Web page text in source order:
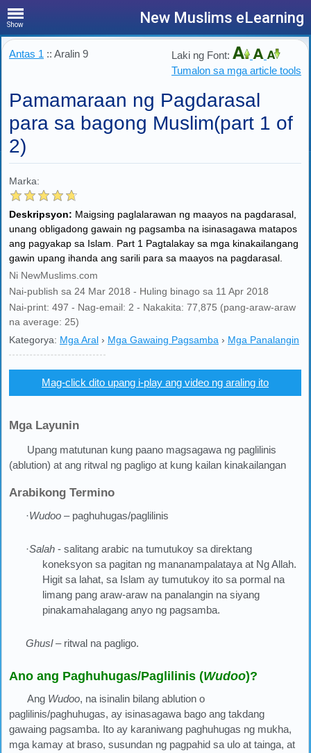
Show New Muslims eLearning
Antas 1 :: Aralin 9
Laki ng Font:
Tumalon sa mga article tools
Pamamaraan ng Pagdarasal
para sa bagong Muslim(part 1 of
2)
Marka:
Deskripsyon: Maigsing paglalarawan ng maayos na pagdarasal,
unang obligadong gawain ng pagsamba na isinasagawa matapos
ang pagyakap sa Islam. Part 1 Pagtalakay sa mga kinakailangang
gawin upang ihanda ang sarili para sa maayos na pagdarasal.
Ni NewMuslims.com
Nai-publish sa 24 Mar 2018 - Huling binago sa 11 Apr 2018
Nai-print: 497 - Nag-email: 2 - Nakakita: 77,875 (pang-araw-araw
na average: 25)
Kategorya: Mga Aral › Mga Gawaing Pagsamba › Mga Panalangin
Mag-click dito upang i-play ang video ng araling ito
Mga Layunin
Upang matutunan kung paano magsagawa ng paglilinis
(ablution) at ang ritwal ng pagligo at kung kailan kinakailangan
Arabikong Termino
·Wudoo – paghuhugas/paglilinis
·Salah - salitang arabic na tumutukoy sa direktang
koneksyon sa pagitan ng mananampalataya at Ng Allah.
Higit sa lahat, sa Islam ay tumutukoy ito sa pormal na
limang pang araw-araw na panalangin na siyang
pinakamahalagang anyo ng pagsamba.
Ghusl– ritwal na pagligo.
Ano ang Paghuhugas/Paglilinis (Wudoo)?
Ang Wudoo, na isinalin bilang ablution o
paglilinis/paghuhugas, ay isinasagawa bago ang takdang
gawaing pagsamba. Ito ay karaniwang paghuhugas ng mukha,
mga kamay at braso, susundan ng pagpahid sa ulo at tainga, at